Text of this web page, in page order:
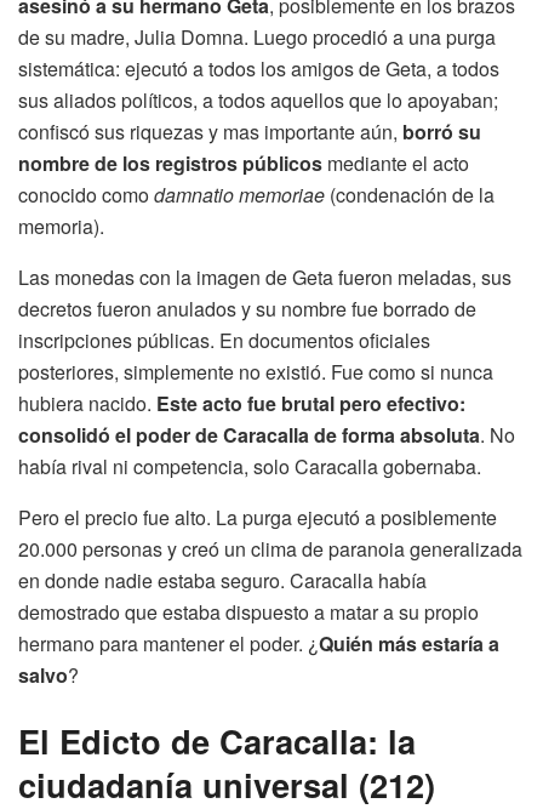
asesinó a su hermano Geta, posiblemente en los brazos
de su madre, Julia Domna. Luego procedió a una purga
sistemática: ejecutó a todos los amigos de Geta, a todos
sus aliados políticos, a todos aquellos que lo apoyaban;
confiscó sus riquezas y mas importante aún, borró su
nombre de los registros públicos mediante el acto
conocido comodamnatio memoriae (condenación de la
memoria).
Las monedas con la imagen de Geta fueron meladas, sus
decretos fueron anulados y su nombre fue borrado de
inscripciones públicas. En documentos oficiales
posteriores, simplemente no existió. Fue como si nunca
hubiera nacido. Este acto fue brutal pero efectivo:
consolidó el poder de Caracalla de forma absoluta. No
había rival ni competencia, solo Caracalla gobernaba.
Pero el precio fue alto. La purga ejecutó a posiblemente
20.000 personas y creó un clima de paranoia generalizada
en donde nadie estaba seguro. Caracalla había
demostrado que estaba dispuesto a matar a su propio
hermano para mantener el poder. ¿Quién más estaría a
salvo?
El Edicto de Caracalla: la
ciudadanía universal (212)